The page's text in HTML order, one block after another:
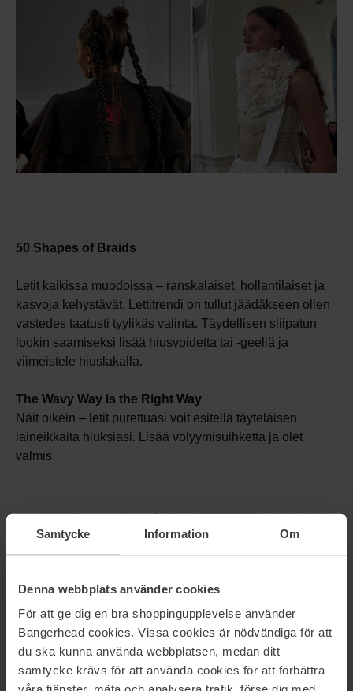
Samtycke Information Om
Denna webbplats använder cookies
För att ge dig en bra shoppingupplevelse använder
Bangerhead cookies. Vissa cookies är nödvändiga för att
du ska kunna använda webbplatsen, medan ditt
samtycke krävs för att använda cookies för att förbättra
50 Shapes of Braids
Letit kaikissa muodoissa – ranskalaiset, hollantilaiset ja
kasvoja kehystävät. Lettitrendi on tullut jäädäkseen ollen
vastedes taatusti tyylikäs valinta. Täydellisen sliipatun
lookin saamiseksi lisää hiusvoidetta tai -geeliä ja
viimeistele hiuslakalla.
The Wavy Way is the Right Way
Näit oikein – letit purettuasi voit esitellä täyteläisen
laineikkaita hiuksiasi. Lisää volyymisuihketta ja olet
valmis.